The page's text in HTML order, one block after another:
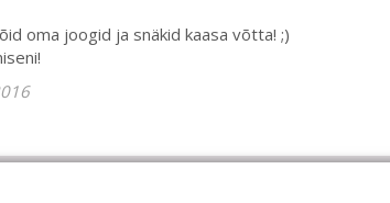
oma joogid ja snäkid kaasa võtta! ;)